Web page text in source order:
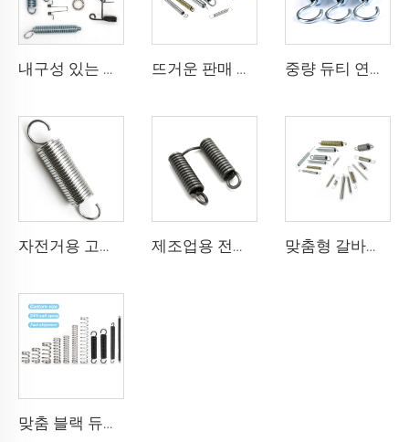
내구성 있는 스테인레스 스틸 코일 트램펄린 스프링 코일 연장 스프링 뜨거운 판매 스프링 장력 커튼 로드 조절 가능한 스프링 놋쇠 장력 스프링 중량 듀티 연장 스프링용 커스텀 스테인레스 스틸 스프링 파란색 및 흰색 아연 도금
자전거용 고정밀 0.01 12mm 아연 도금 조절식 장력 스프링 제조업용 전기도장 복합 이중 장력 스프링 맞춤형 갈바니화 니켈 도금 구리 도금 장력 스프링 제작 가능
맞춤 블랙 듀얼 후크 나선형 도금 코일 스테인레스 스틸 압축 인장 스프링